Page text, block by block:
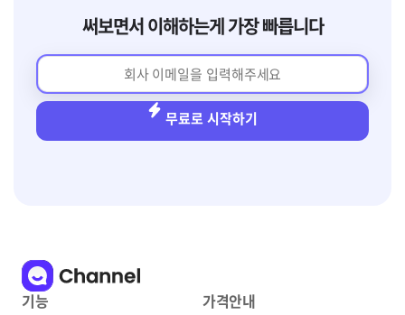
써보면서 이해하는게 가장 빠릅니다
무료로 시작하기
기능
가격안내